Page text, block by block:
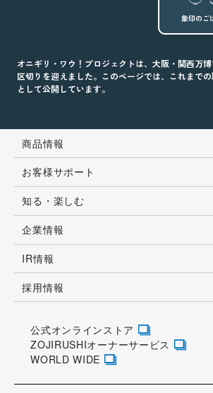
オニギリ・ワウ！プロジェクトは、 大阪・関西万
区切りを迎えました。 このページでは、これまで
として公開しています。
商品情報
お客様サポート
知る・楽しむ
企業情報
IR情報
採用情報
公式オンラインストア
ZOJIRUSHIオーナーサービス
WORLD WIDE